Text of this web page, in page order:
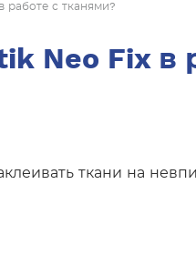
работе с тканями?
Neo Fix в
ткани на